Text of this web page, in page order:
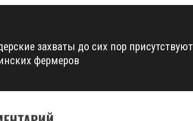
захваты до сих пор присутствуют
фермеров